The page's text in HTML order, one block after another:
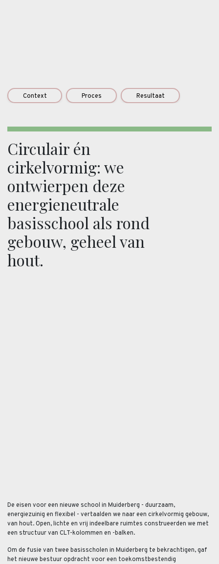
Context Proces Resultaat
Circulair én
cirkelvormig: we
ontwierpen deze
energieneutrale
basisschool als rond
gebouw, geheel van
hout.
De eisen voor een nieuwe school in Muiderberg - duurzaam,
energiezuinig en flexibel - vertaalden we naar een cirkelvormig gebouw,
van hout. Open, lichte en vrij indeelbare ruimtes construeerden we met
een structuur van CLT-kolommen en -balken.
Om de fusie van twee basisscholen in Muiderberg te bekrachtigen, gaf
het nieuwe bestuur opdracht voor een toekomstbestendig